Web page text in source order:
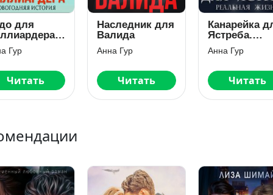
Наследник для
Валида
Читать
Канарейка для
Ястреба.
Реальная
Читать